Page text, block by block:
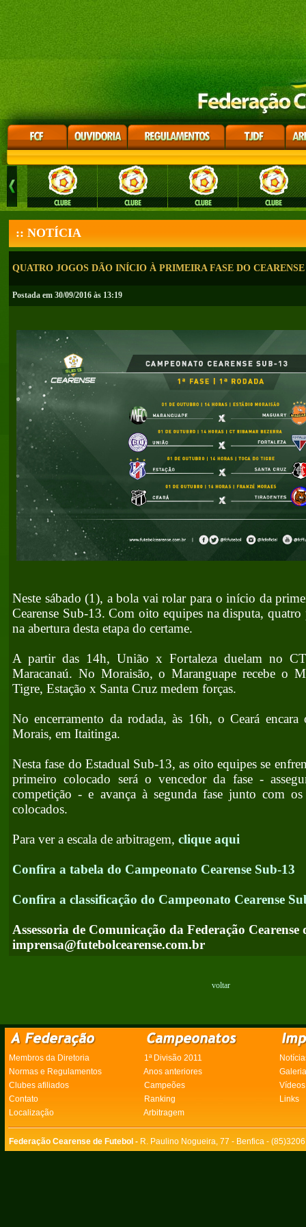
:: NOTÍCIA
QUATRO JOGOS DÃO INÍCIO À PRIMEIRA FASE DO CEARENSE
Postada em 30/09/2016 às 13:19
Neste sábado (1), a bola vai rolar para o início da
Cearense Sub-13. Com oito equipes na disputa, quatro
na abertura desta etapa do certame.
A partir das 14h, União x Fortaleza duelam no
Maracanaú. No Moraisão, o Maranguape recebe o
Tigre, Estação x Santa Cruz medem forças.
No encerramento da rodada, às 16h, o Ceará encara
Morais, em Itaitinga.
Nesta fase do Estadual Sub-13, as oito equipes se
primeiro colocado será o vencedor da fase -
competição - e avança à segunda fase junto com
colocados.
Para ver a escala de arbitragem, clique aqui
Confira a tabela do Campeonato Cearense Sub-13
Confira a classificação do Campeonato Cearense
Assessoria de Comunicação da Federação Cearense
imprensa@futebolcearense.com.br
voltar
Membros da Diretoria 1ª Divisão 2011
Normas e Regulamentos
Anos anteriores
Clubes afiliados
Campeões
Vídeos
Contato
Ranking
Links
Localização
Arbitragem
Federação Cearense de Futebol - R. Paulino Nogueira, 77 - Benfica -